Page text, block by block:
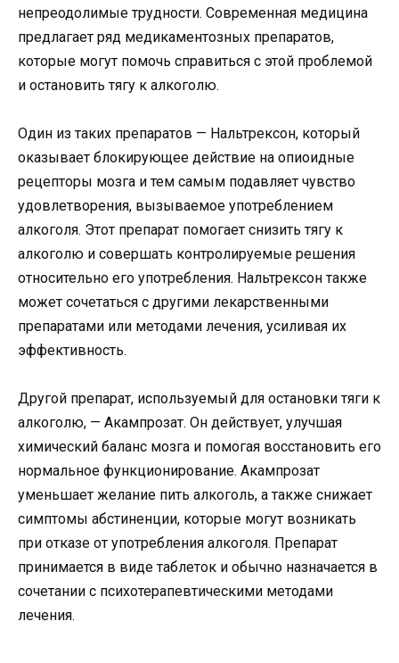
непреодолимые трудности. Современная медицина
предлагает ряд медикаментозных препаратов,
которые могут помочь справиться с этой проблемой
и остановить тягу к алкоголю.
Один из таких препаратов — Нальтрексон, который
оказывает блокирующее действие на опиоидные
рецепторы мозга и тем самым подавляет чувство
удовлетворения, вызываемое употреблением
алкоголя. Этот препарат помогает снизить тягу к
алкоголю и совершать контролируемые решения
относительно его употребления. Нальтрексон также
может сочетаться с другими лекарственными
препаратами или методами лечения, усиливая их
эффективность.
Другой препарат, используемый для остановки тяги к
алкоголю, — Акампрозат. Он действует, улучшая
химический баланс мозга и помогая восстановить его
нормальное функционирование. Акампрозат
уменьшает желание пить алкоголь, а также снижает
симптомы абстиненции, которые могут возникать
при отказе от употребления алкоголя. Препарат
принимается в виде таблеток и обычно назначается в
сочетании с психотерапевтическими методами
лечения.